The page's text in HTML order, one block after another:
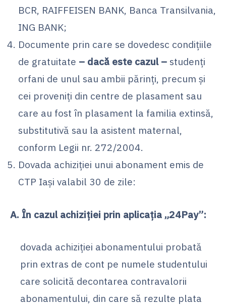
BCR, RAIFFEISEN BANK, Banca Transilvania,
ING BANK;
Documente prin care se dovedesc condițiile
de gratuitate – dacă este cazul – studenți
orfani de unul sau ambii părinți, precum și
cei proveniți din centre de plasament sau
care au fost în plasament la familia extinsă,
substitutivă sau la asistent maternal,
conform Legii nr. 272/2004.
Dovada achiziției unui abonament emis de
CTP Iași valabil 30 de zile:
A. În cazul achiziției prin aplicația „24Pay”:
dovada achiziției abonamentului probată
prin extras de cont pe numele studentului
care solicită decontarea contravalorii
abonamentului, din care să rezulte plata